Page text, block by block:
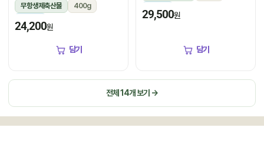
무항생제축산물
400g
24,200원
담기
29,500원
담기
전체 14개 보기 →